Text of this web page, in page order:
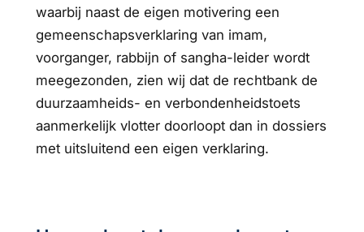
waarbij naast de eigen motivering een
gemeenschapsverklaring van imam,
voorganger, rabbijn of sangha-leider wordt
meegezonden, zien wij dat de rechtbank de
duurzaamheids- en verbondenheidstoets
aanmerkelijk vlotter doorloopt dan in dossiers
met uitsluitend een eigen verklaring.